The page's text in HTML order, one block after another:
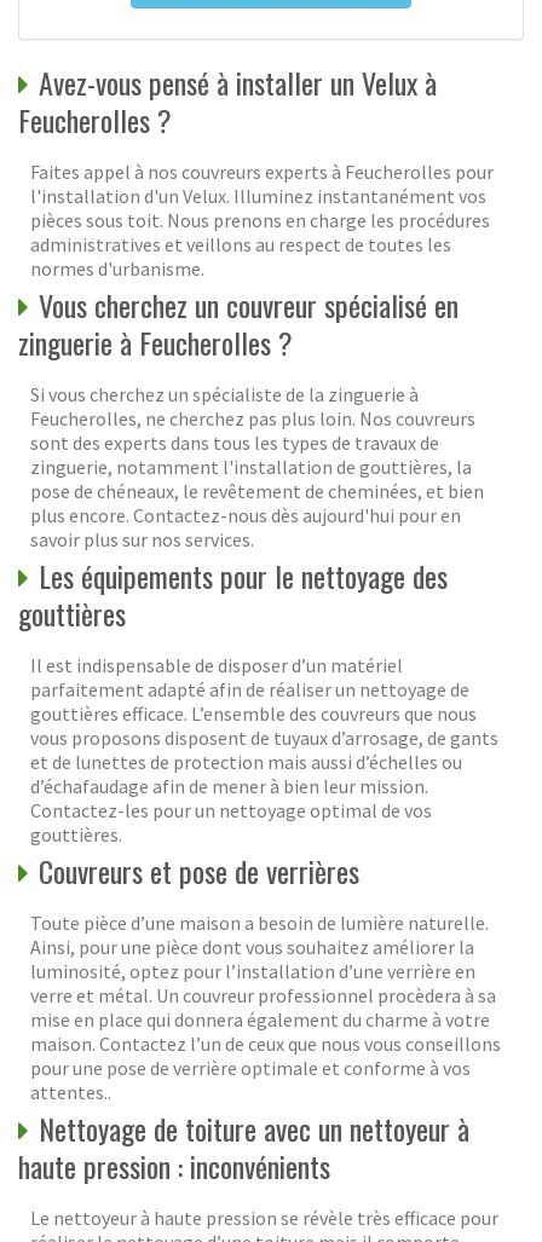
Avez-vous pensé à installer un Velux à
Feucherolles ?
Faites appel à nos couvreurs experts à Feucherolles pour
l'installation d'un Velux. Illuminez instantanément vos
pièces sous toit. Nous prenons en charge les procédures
administratives et veillons au respect de toutes les
normes d'urbanisme.
Vous cherchez un couvreur spécialisé en
zinguerie à Feucherolles ?
Si vous cherchez un spécialiste de la zinguerie à
Feucherolles, ne cherchez pas plus loin. Nos couvreurs
sont des experts dans tous les types de travaux de
zinguerie, notamment l'installation de gouttières, la
pose de chéneaux, le revêtement de cheminées, et bien
plus encore. Contactez-nous dès aujourd'hui pour en
savoir plus sur nos services.
Les équipements pour le nettoyage des
gouttières
Il est indispensable de disposer d’un matériel
parfaitement adapté afin de réaliser un nettoyage de
gouttières efficace. L’ensemble des couvreurs que nous
vous proposons disposent de tuyaux d’arrosage, de gants
et de lunettes de protection mais aussi d’échelles ou
d’échafaudage afin de mener à bien leur mission.
Contactez-les pour un nettoyage optimal de vos
gouttières.
Couvreurs et pose de verrières
Toute pièce d’une maison a besoin de lumière naturelle.
Ainsi, pour une pièce dont vous souhaitez améliorer la
luminosité, optez pour l’installation d’une verrière en
verre et métal. Un couvreur professionnel procèdera à sa
mise en place qui donnera également du charme à votre
maison. Contactez l’un de ceux que nous vous conseillons
pour une pose de verrière optimale et conforme à vos
attentes..
Nettoyage de toiture avec un nettoyeur à
haute pression : inconvénients
Le nettoyeur à haute pression se révèle très efficace pour